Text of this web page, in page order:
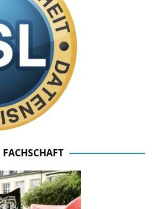
FACHSCHAFT